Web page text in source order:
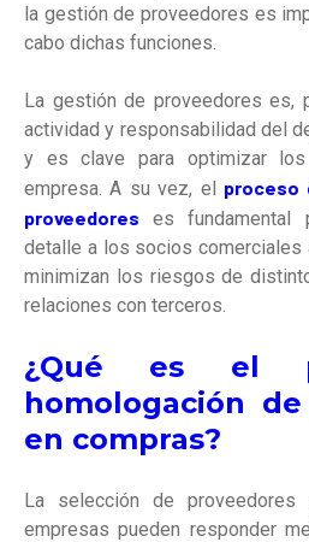
la gestión de proveedores es
cabo dichas funciones.
La gestión de proveedores es,
actividad y responsabilidad del
y es clave para optimizar los
empresa. A su vez, el proceso
proveedores
es fundamental
detalle a los socios
minimizan los riesgos de
relaciones con terceros.
¿Qué es el
homologación
en compras?
La selección de proveedores
empresas pueden responder